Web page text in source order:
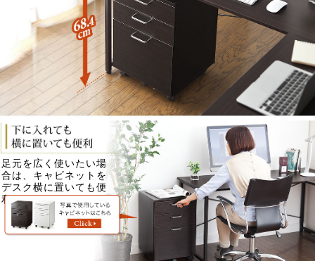
足元を広く使いたい場
合は、キャビネットを
デスク横に置いても便
利です。